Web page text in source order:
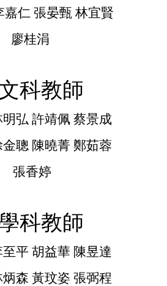
嘉仁 張晏甄 林宜賢
廖桂涓
科教師
弘 許靖佩 蔡景成
聰 陳曉菁 鄭茹蓉
張香婷
科教師
平 胡益華 陳昱達
炳森 黃玟姿 張弼程